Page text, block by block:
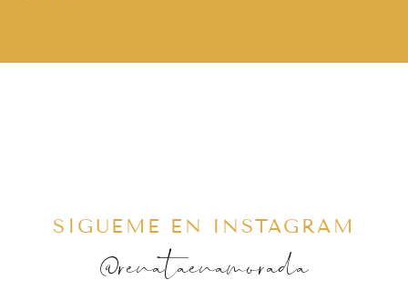
SÍGUEME EN INSTAGRAM
@renataenamorada